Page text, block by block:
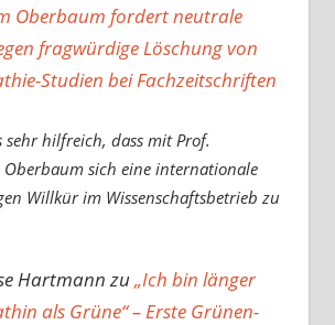
Oberbaum fordert neutrale
fragwürdige Löschung von
Studien bei Fachzeitschriften
sehr hilfreich, dass mit Prof.
Oberbaum sich eine internationale
Willkür im Wissenschaftsbetrieb zu
Hartmannzu„Ich bin länger
als Grüne“ – Erste Grünen-